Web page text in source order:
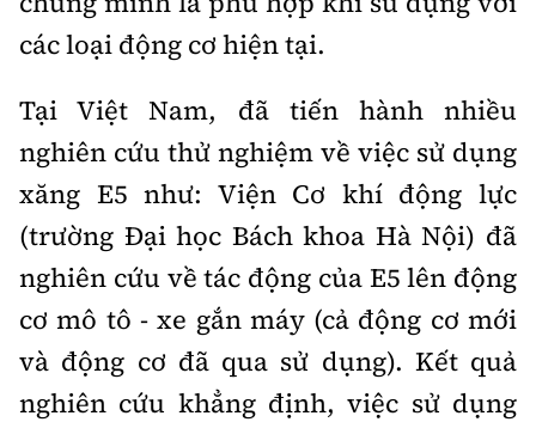
các loại động cơ hiện tại.
Tại Việt Nam, đã tiến hành nhiều
nghiên cứu thử nghiệm về việc sử dụng
xăng E5 như: Viện Cơ khí động lực
(trường Đại học Bách khoa Hà Nội) đã
nghiên cứu về tác động của E5 lên động
cơ mô tô - xe gắn máy (cả động cơ mới
và động cơ đã qua sử dụng). Kết quả
nghiên cứu khẳng định, việc sử dụng